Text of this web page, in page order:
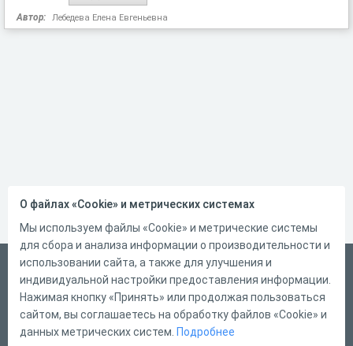
Автор: Лебедева Елена Евгеньевна
Русский
Справка
Форма обратной связи
О файлах «Cookie» и метрических системах
Мы используем файлы «Cookie» и метрические системы
для сбора и анализа информации о производительности и
использовании сайта, а также для улучшения и
индивидуальной настройки предоставления информации.
Нажимая кнопку «Принять» или продолжая пользоваться
сайтом, вы соглашаетесь на обработку файлов «Cookie» и
данных метрических систем. Подробнее